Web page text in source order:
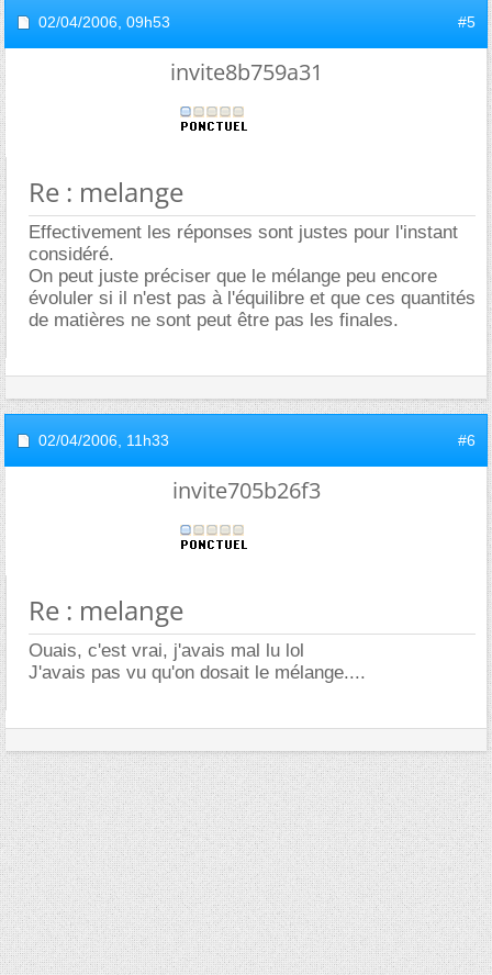
02/04/2006, 09h53 #5
invite8b759a31
Re : melange
Effectivement les réponses sont justes pour l'instant
considéré.
On peut juste préciser que le mélange peu encore
évoluler si il n'est pas à l'équilibre et que ces quantités
de matières ne sont peut être pas les finales.
02/04/2006, 11h33 #6
invite705b26f3
Re : melange
Ouais, c'est vrai, j'avais mal lu lol
J'avais pas vu qu'on dosait le mélange....